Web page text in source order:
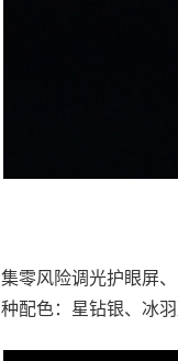
集零风险调光护眼屏
种配色：星钻银、冰